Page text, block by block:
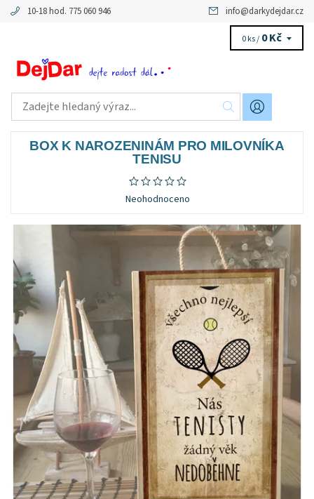
10-18 hod. 775 060 946 info@darkydejdar.cz
0 ks / 0 Kč
BOX K NAROZENINÁM PRO MILOVNÍKA
TENISU
Neohodnoceno